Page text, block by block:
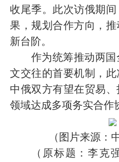
收尾季。此次访俄期
果，规划合作方向，
新台阶。
作为统筹推动两
文交往的首要机制，
中俄双方有望在贸易
领域达成多项务实合作
（图片来源：
（原标题：李克